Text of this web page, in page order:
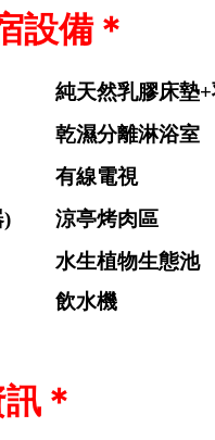
設備＊
純天然乳膠床墊
乾濕分離淋浴室
有線電視
)
涼亭烤肉區
水生植物生態池
飲水機
＊